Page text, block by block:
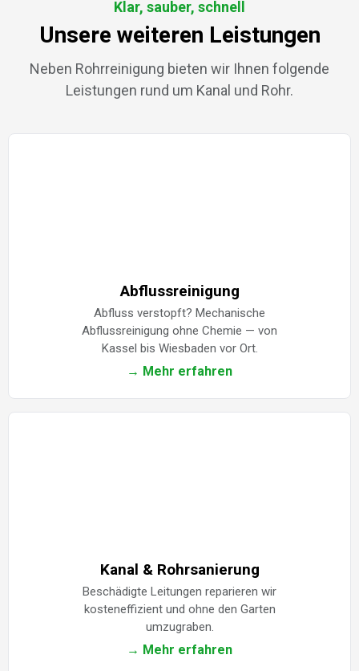
Klar, sauber, schnell
Unsere weiteren Leistungen
Neben Rohrreinigung bieten wir Ihnen folgende
Leistungen rund um Kanal und Rohr.
Abflussreinigung
Abfluss verstopft? Mechanische
Abflussreinigung ohne Chemie — von
Kassel bis Wiesbaden vor Ort.
→ Mehr erfahren
Kanal & Rohrsanierung
Beschädigte Leitungen reparieren wir
kosteneffizient und ohne den Garten
umzugraben.
→ Mehr erfahren